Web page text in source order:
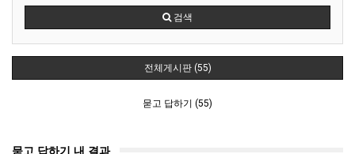
검색
전체게시판 (55)
묻고 답하기 (55)
묻고 답하기 내 결과